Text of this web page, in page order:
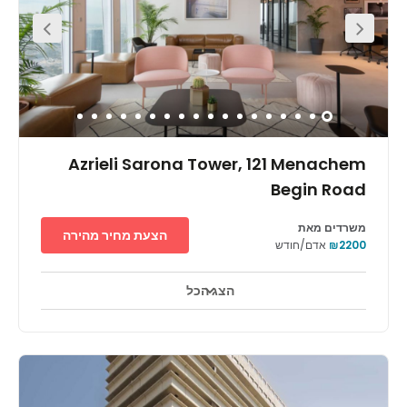
Auditorium and the Habima Theatre, both of which you
can easily enjoy outside of work.
Azrieli Sarona Tower, 121 Menachem
Begin Road
אזורי מנוחה
the heart of Tel Aviv, originally a German Templar Colony,
the site sits at the heart of what is a new central business
district of the city, with offices and apartments
משרדים מאת
₪2200אדם/חודש
הצעת מחיר מהירה
הצג הכל